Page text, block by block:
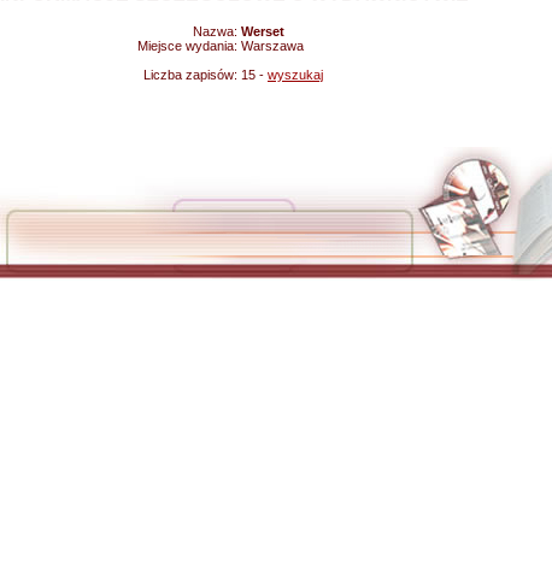
Nazwa: Werset
Miejsce wydania: Warszawa
Liczba zapisów: 15 - wyszukaj